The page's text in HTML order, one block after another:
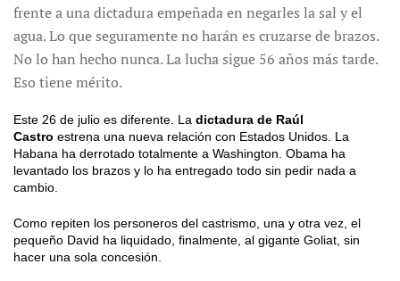
frente a una dictadura empeñada en negarles la sal y el
agua. Lo que seguramente no harán es cruzarse de brazos.
No lo han hecho nunca. La lucha sigue 56 años más tarde.
Eso tiene mérito.
Este 26 de julio es diferente. La dictadura de Raúl
Castro estrena una nueva relación con Estados Unidos. La
Habana ha derrotado totalmente a Washington. Obama ha
levantado los brazos y lo ha entregado todo sin pedir nada a
cambio.
Como repiten los personeros del castrismo, una y otra vez, el
pequeño David ha liquidado, finalmente, al gigante Goliat, sin
hacer una sola concesión.